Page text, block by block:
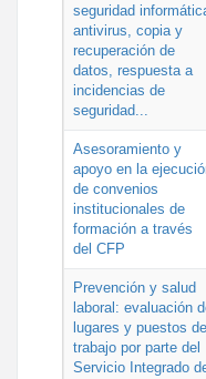
seguridad
antivirus, copia y
recuperación de
datos, respuesta a
incidencias de
seguridad...
Asesoramiento y
apoyo en la
de convenios
institucionales de
formación a través
del CFP
Prevención y salud
laboral: evaluación
lugares y puestos de
trabajo por parte del
Servicio Integrado